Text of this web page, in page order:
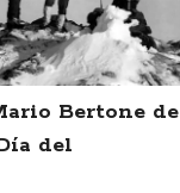
Bertone de
del